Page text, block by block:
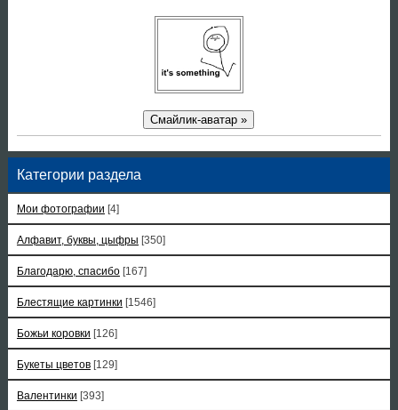
Смайлик-аватар »
Категории раздела
Мои фотографии [4]
Алфавит, буквы, цыфры [350]
Благодарю, спасибо [167]
Блестящие картинки [1546]
Божьи коровки [126]
Букеты цветов [129]
Валентинки [393]